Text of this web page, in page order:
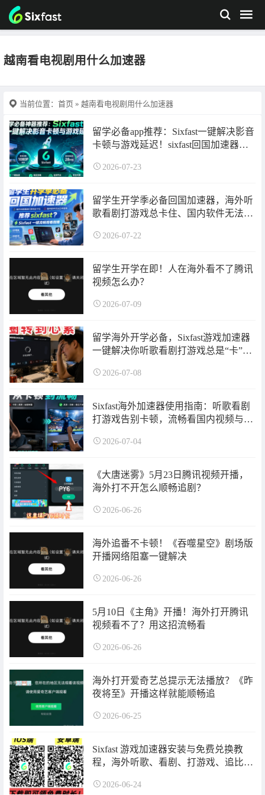
越南看电视剧用什么加速器
当前位置： 首页 » 越南看电视剧用什么加速器
留学必备app推荐：Sixfast一键解决影音
卡顿与游戏延迟！sixfast回国加速器使
2026-07-23
留学生开学季必备回国加速器，海外听
歌看剧打游戏总卡住、国内软件无法登
用指南来了！超长免费加速时长可领
2026-07-22
留学生开学在即！人在海外看不了腾讯
视频怎么办？
2026-07-09
留学海外开学必备，Sixfast游戏加速器
一键解决你听歌看剧打游戏总是“卡”住
2026-07-08
Sixfast海外加速器使用指南：听歌看剧
打游戏告别卡顿，流畅看国内视频与直
的问题一次性解决！
2026-07-04
《大唐迷雾》5月23日腾讯视频开播，
海外打不开怎么顺畅追剧？
2026-06-26
海外追番不卡顿！《吞噬星空》剧场版
开播网络阻塞一键解决
2026-06-26
5月10日《主角》开播！海外打开腾讯
视频看不了？用这招流畅看
2026-06-26
海外打开爱奇艺总提示无法播放？《昨
夜将至》开播这样就能顺畅追
2026-06-25
Sixfast 游戏加速器安装与免费兑换教
程，海外听歌、看剧、打游戏、追比
新……问题快速解决！
2026-06-24